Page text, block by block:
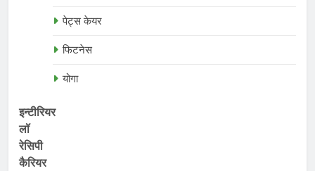
पेट्स केयर
फिटनेस
योगा
इन्टीरियर
लॉ
रेसिपी
कैरियर